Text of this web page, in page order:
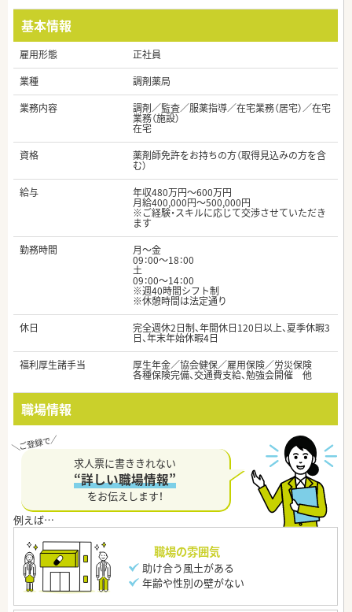
基本情報
雇用形態
正社員
業種
調剤薬局
業務内容
調剤／監査／服薬指導／在宅業務（居宅）／在宅
業務（施設）
在宅
資格
薬剤師免許をお持ちの方（取得見込みの方を含
む）
給与
年収480万円～600万円
月給400,000円～500,000円
※ご経験・スキルに応じて交渉させていただき
ます
勤務時間
月～金
09：00～18：00
土
09：00～14：00
※週40時間シフト制
※休憩時間は法定通り
休日
完全週休2日制、年間休日120日以上、夏季休暇3
日、年末年始休暇4日
福利厚生諸手当
厚生年金／協会健保／雇用保険／労災保険
各種保険完備、交通費支給、勉強会開催 他
職場情報
求人票に書ききれない
“詳しい職場情報”
をお伝えします！
職場の雰囲気
助け合う風土がある
年齢や性別の壁がない